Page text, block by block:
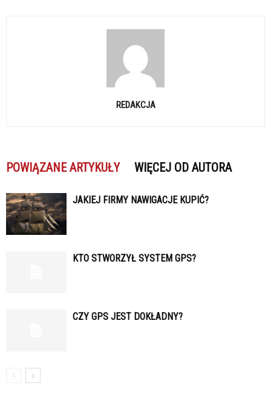
REDAKCJA
POWIĄZANE ARTYKUŁY WIĘCEJ OD AUTORA
JAKIEJ FIRMY NAWIGACJE KUPIĆ?
KTO STWORZYŁ SYSTEM GPS?
CZY GPS JEST DOKŁADNY?